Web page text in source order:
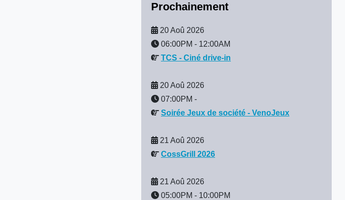
Prochainement
20 Aoû 2026
06:00PM - 12:00AM
TCS - Ciné drive-in
20 Aoû 2026
07:00PM -
Soirée Jeux de société - VenoJeux
21 Aoû 2026
CossGrill 2026
21 Aoû 2026
05:00PM - 10:00PM